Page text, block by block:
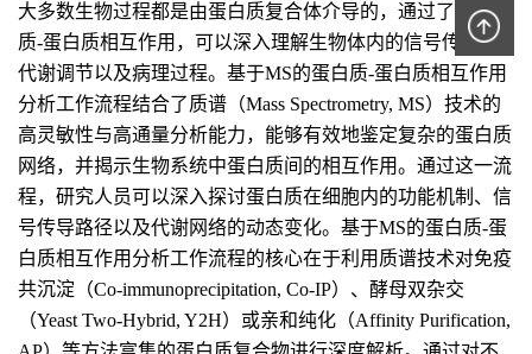
大多数生物过程都是由蛋白质复合体介导的，通过了解蛋白
质-蛋白质相互作用，可以深入理解生物体内的信号传导、
代谢调节以及病理过程。基于MS的蛋白质-蛋白质相互作用
分析工作流程结合了质谱（Mass Spectrometry, MS）技术的
高灵敏性与高通量分析能力，能够有效地鉴定复杂的蛋白质
网络，并揭示生物系统中蛋白质间的相互作用。通过这一流
程，研究人员可以深入探讨蛋白质在细胞内的功能机制、信
号传导路径以及代谢网络的动态变化。基于MS的蛋白质-蛋
白质相互作用分析工作流程的核心在于利用质谱技术对免疫
共沉淀（Co-immunoprecipitation, Co-IP）、酵母双杂交
（Yeast Two-Hybrid, Y2H）或亲和纯化（Affinity Purification,